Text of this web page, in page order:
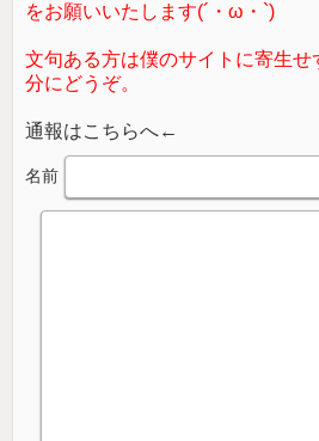
をお願いいたします(´・ω・`)
文句ある方は僕のサイトに寄生
分にどうぞ。
通報はこちらへ←
名前